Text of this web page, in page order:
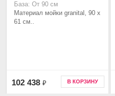
База: От 90 см
Материал мойки granital, 90 x
61 см..
102 438 ₽ В КОРЗИНУ